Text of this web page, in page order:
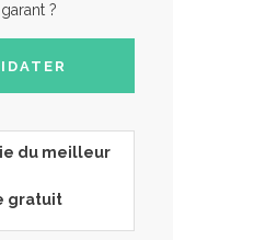
?
du meilleur
gratuit